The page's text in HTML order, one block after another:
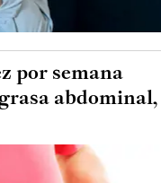
por semana
abdominal,